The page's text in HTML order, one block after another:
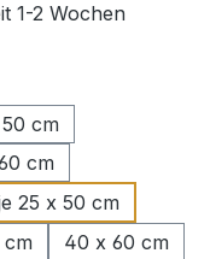
1-2 Wochen
cm
cm
25 x 50 cm
40 x 60 cm